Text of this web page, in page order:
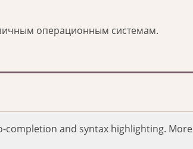
операционным системам.
completion and syntax highlighting. More